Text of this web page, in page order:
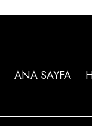
ANA SAYFA